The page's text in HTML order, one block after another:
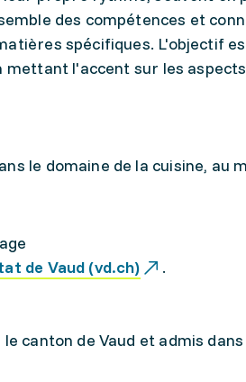
des compétences et
spécifiques. L'objectif
l'accent sur les
le domaine de la cuisine, au
de Vaud (vd.ch)
.
canton de Vaud et admis